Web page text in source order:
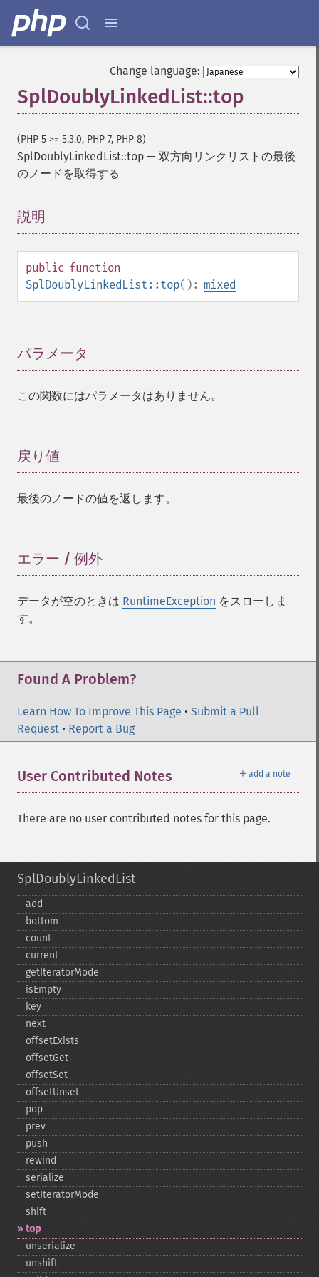
Change language:
SplDoublyLinkedList::top
(PHP 5 >= 5.3.0, PHP 7, PHP 8)
SplDoublyLinkedList::top — 双方向リンクリストの最後
のノードを取得する
説明
public function
SplDoublyLinkedList::top(): mixed
パラメータ
この関数にはパラメータはありません。
戻り値
最後のノードの値を返します。
エラー / 例外
データが空のときは RuntimeException をスローしま
す。
Found A Problem?
Learn How To Improve This Page • Submit a Pull
Request • Report a Bug
＋ add a note
User Contributed Notes
There are no user contributed notes for this page.
SplDoublyLinkedList
add
bottom
count
current
getIteratorMode
isEmpty
key
next
offsetExists
offsetGet
offsetSet
offsetUnset
pop
prev
push
rewind
serialize
setIteratorMode
shift
top
unserialize
unshift